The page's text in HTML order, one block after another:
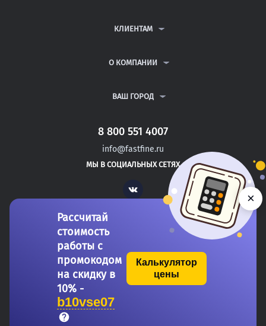
ДИПЛОМНЫЕ РАБОТЫ
РЕФЕРАТЫ
КЛИЕНТАМ
ВОПРОСЫ И ОТВЕТЫ
ПОЛИТИКА КОНФИДЕНЦИАЛЬНОСТИ
О КОМПАНИИ
КОНТАКТЫ
ВАШ ГОРОД
САНКТ-ПЕТЕРБУРГ
МОЖАЙСК
НОВОЗЫБКОВ
8 800 551 4007
info@fastfine.ru
МЫ В СОЦИАЛЬНЫХ СЕТЯХ
Vk
Copyright 2011-2026 FastFine.ru
Общество с ограниченной ответственностью «Форстад» ОГРН: 1137746693457 ИНН/КПП:
Рассчитай
стоимость
работы с
промокодом
на скидку в
10% -
b10vse07
Калькулятор
цены
×